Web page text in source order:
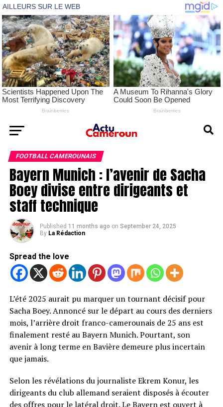
FOOTBALL CAMEROUNAIS
Bayern Munich : l’avenir de Sacha
Boey divise entre dirigeants et
staff technique
Published 11 months ago on September 24, 2025
By La Rédaction
Spread the love
L’été 2025 aurait pu marquer un tournant décisif pour
Sacha Boey. Annoncé sur le départ au cours des derniers
mois, l’arrière droit franco-camerounais de 25 ans est
finalement resté au Bayern Munich. Pourtant, son
avenir à long terme en Bavière demeure plus incertain
que jamais.
Selon les révélations du journaliste Ekrem Konur, les
dirigeants du club allemand seraient disposés à écouter
des offres pour le latéral droit. Le Bayern est ouvert à